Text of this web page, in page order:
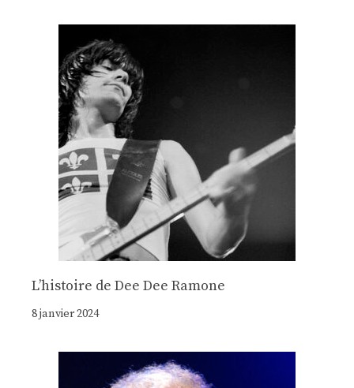
Lʼhistoire de Dee Dee Ramone
8 janvier 2024